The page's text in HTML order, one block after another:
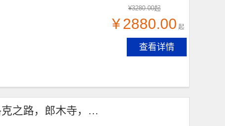
¥3280.00起
¥2880.00 起
查看详情
穿越洛克之路6日游，兰州出发，米拉日巴佛阁，洛克之路，郎木寺，甘加秘境，拉卜楞寺，郭莽湿地，扎尕那，花湖，九曲黄河第一湾，若尔盖